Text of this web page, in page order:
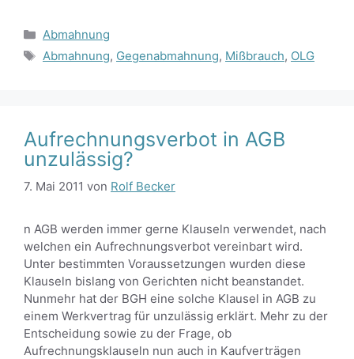
Kategorien
Abmahnung
Schlagwörter
Abmahnung, Gegenabmahnung, Mißbrauch, OLG
Aufrechnungsverbot in AGB
unzulässig?
7. Mai 2011 von Rolf Becker
n AGB werden immer gerne Klauseln verwendet, nach
welchen ein Aufrechnungsverbot vereinbart wird.
Unter bestimmten Voraussetzungen wurden diese
Klauseln bislang von Gerichten nicht beanstandet.
Nunmehr hat der BGH eine solche Klausel in AGB zu
einem Werkvertrag für unzulässig erklärt. Mehr zu der
Entscheidung sowie zu der Frage, ob
Aufrechnungsklauseln nun auch in Kaufverträgen